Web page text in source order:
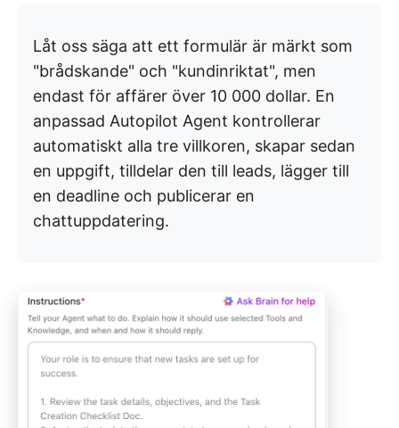
Låt oss säga att ett formulär är märkt som
"brådskande" och "kundinriktat", men
endast för affärer över 10 000 dollar. En
anpassad Autopilot Agent kontrollerar
automatiskt alla tre villkoren, skapar sedan
en uppgift, tilldelar den till leads, lägger till
en deadline och publicerar en
chattuppdatering.